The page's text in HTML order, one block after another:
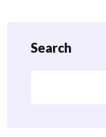
Search